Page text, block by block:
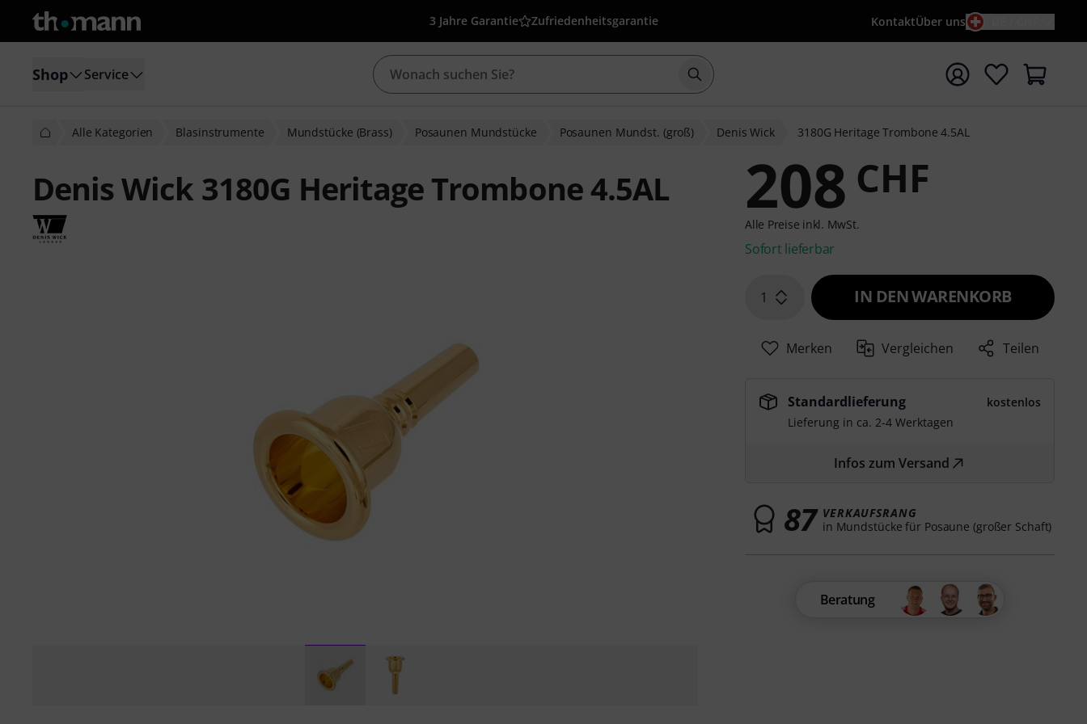
3 Jahre Garantie Zufriedenheitsgarantie KontaktÜber uns
Shop Service Suche mit Suchwort {searchTerm} starten
Alle Kategorien Blasinstrumente Mundstücke (Brass) Posaunen Mundstücke Posaunen Mundst. (groß) Denis Wick 3180G Heritage Trombone 4.5AL
Denis Wick 3180G Heritage Trombone 4.5AL 208 CHF
Alle Preise inkl. MwSt.
Sofort lieferbar
1 IN DEN WARENKORB
Merken Vergleichen Teilen
Standardlieferung
kostenlos
Lieferung in ca. 2-4 Werktagen
Infos zum Versand
87 VERKAUFSRANG
in Mundstücke für Posaune (großer Schaft)
Beratung